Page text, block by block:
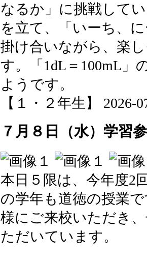
なるか」に挑戦して
を立て、「いーち、
掛け合いながら、楽
す。「1dL＝100mL」
ようです。
【１・２年生】 2026-
７月８日（水）学習
本日５限は、今年度2
の学年も道徳の授業
様にご来校いただき
ただいています。